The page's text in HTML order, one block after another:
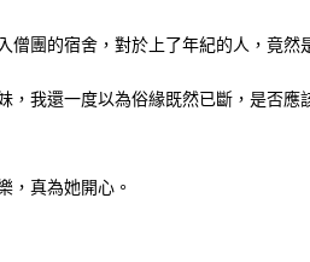
僧團的宿舍，對於上了年紀的人，竟然
，我還一度以為俗緣既然已斷，是否應
，真為她開心。